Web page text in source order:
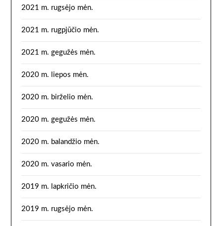
2021 m. rugsėjo mėn.
2021 m. rugpjūčio mėn.
2021 m. gegužės mėn.
2020 m. liepos mėn.
2020 m. birželio mėn.
2020 m. gegužės mėn.
2020 m. balandžio mėn.
2020 m. vasario mėn.
2019 m. lapkričio mėn.
2019 m. rugsėjo mėn.